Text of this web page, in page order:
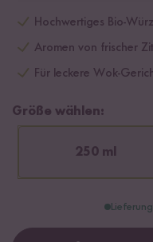
Hochwertiges Bio-
Aromen von frischer
Für leckere Wok-
Größe wählen:
250 ml